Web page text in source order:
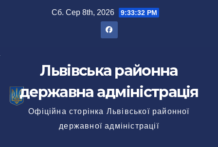
Сб. Сер 8th, 2026 9:33:33 PM
Львівська районна
державна адміністрація
Офіційна сторінка Львівської районної
державної адміністрації